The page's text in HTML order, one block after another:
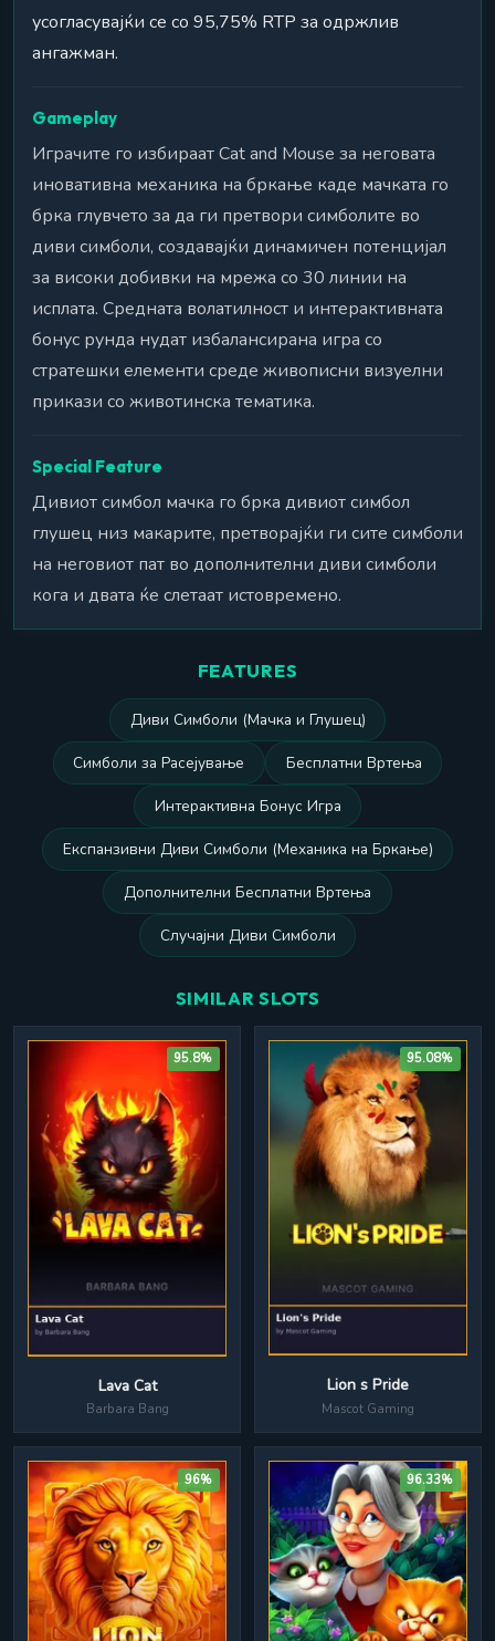
усогласувајќи се со 95,75% RTP за одржлив
ангажман.
Gameplay
Играчите го избираат Cat and Mouse за неговата
иновативна механика на бркање каде мачката го
брка глувчето за да ги претвори симболите во
диви симболи, создавајќи динамичен потенцијал
за високи добивки на мрежа со 30 линии на
исплата. Средната волатилност и интерактивната
бонус рунда нудат избалансирана игра со
стратешки елементи среде живописни визуелни
прикази со животинска тематика.
Special Feature
Дивиот симбол мачка го брка дивиот симбол
глушец низ макарите, претворајќи ги сите симболи
на неговиот пат во дополнителни диви симболи
кога и двата ќе слетаат истовремено.
FEATURES
Диви Симболи (Мачка и Глушец)
Симболи за Расејување Бесплатни Вртења
Интерактивна Бонус Игра
Експанзивни Диви Симболи (Механика на Бркање)
Дополнителни Бесплатни Вртења
Случајни Диви Симболи
SIMILAR SLOTS
95.8%
Lava Cat
Barbara Bang
95.08%
Lion s Pride
Mascot Gaming
96% 96.33%